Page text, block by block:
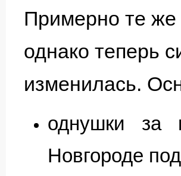
Примерно те же
однако теперь
изменилась.
однушки за
Новгороде